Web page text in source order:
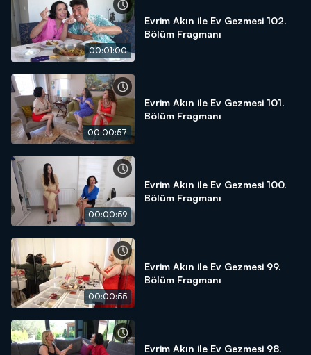
00:01:00
Evrim Akın ile Ev Gezmesi 102.
Bölüm Fragmanı
00:00:57
Evrim Akın ile Ev Gezmesi 101.
Bölüm Fragmanı
00:00:59
Evrim Akın ile Ev Gezmesi 100.
Bölüm Fragmanı
00:00:55
Evrim Akın ile Ev Gezmesi 99.
Bölüm Fragmanı
Evrim Akın ile Ev Gezmesi 98.